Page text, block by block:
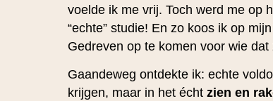
voelde ik me vrij. Toch werd me op
“echte” studie! En zo koos ik op
Gedreven op te komen voor wie dat
Gaandeweg ontdekte ik: echte
krijgen, maar in het écht zien en